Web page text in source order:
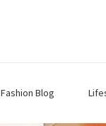
Fashion Blog